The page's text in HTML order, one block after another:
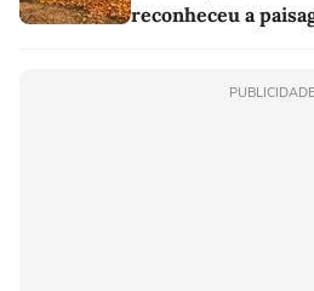
reconheceu a
PUBLICIDADE